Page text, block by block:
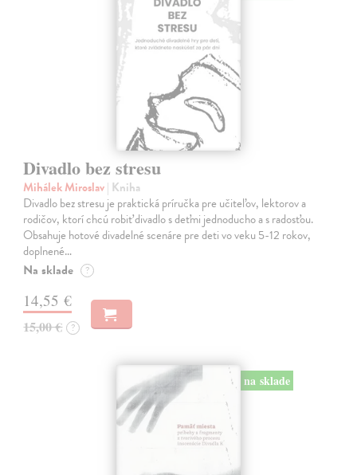
Divadlo bez stresu
Mihálek Miroslav| Kniha
Divadlo bez stresu je praktická príručka pre učiteľov, lektorov a
rodičov, ktorí chcú robiť divadlo s deťmi jednoducho a s radosťou.
Obsahuje hotové divadelné scenáre pre deti vo veku 5-12 rokov,
doplnené…
Na sklade ?
14,55 €
15,00 € ?
na sklade